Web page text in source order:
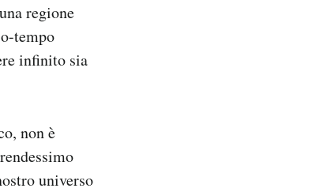
regione
tempo
infinito sia
non è
universo